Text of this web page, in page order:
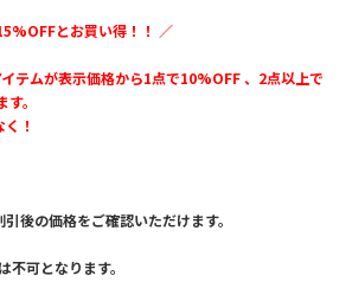
とお買い得！！ ／
テムが表示価格から1点で10%OFF 、2点以上で
。
！
後の価格をご確認いただけます。
可となります。